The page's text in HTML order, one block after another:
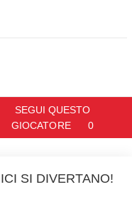
SEGUI QUESTO
GIOCATORE
0
SI DIVERTANO!